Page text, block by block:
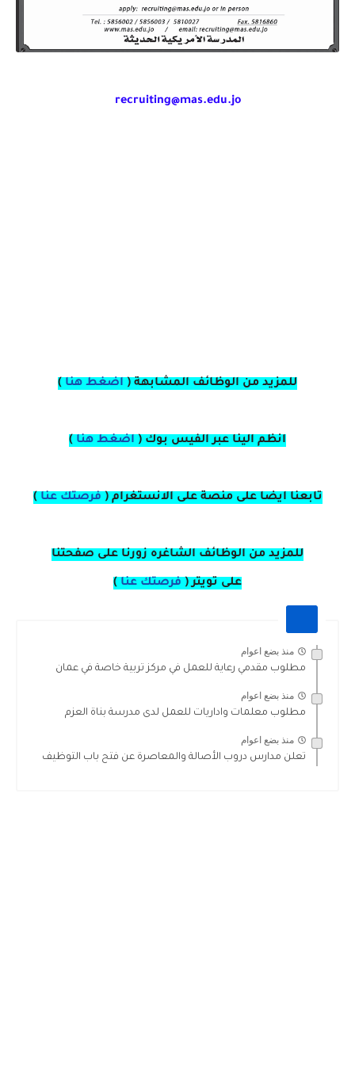
recruiting@mas.edu.jo
للمزيد من الوظائف المشابهة ( اضغط هنا )
انظم الينا عبر الفيس بوك ( اضغط هنا )
تابعنا ايضا على منصة على الانستغرام ( فرصتك عنا )
للمزيد من الوظائف الشاغره زورنا على صفحتنا
على تويتر( فرصتك عنا )
منذ بضع اعوام
مطلوب مقدمي رعاية للعمل في مركز تربية خاصة في عمان
منذ بضع اعوام
مطلوب معلمات واداريات للعمل لدى مدرسة بناة العزم
منذ بضع اعوام
تعلن مدارس دروب الأصالة والمعاصرة عن فتح باب التوظيف